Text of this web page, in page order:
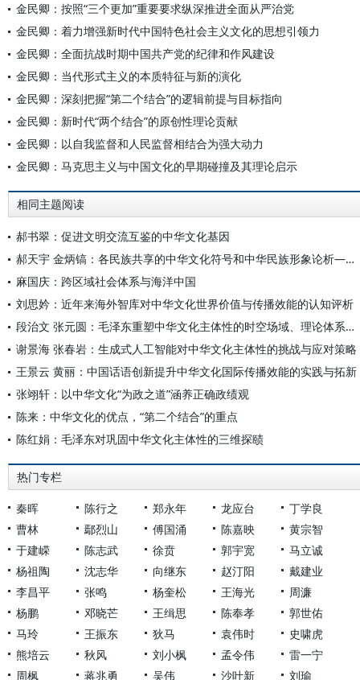
金民卿：按照“三个更加”重要要求纵深推进全面从严治党
金民卿：着力增强新时代中国特色社会主义文化的思想引领力
金民卿：全面抗战时期中国共产党的纪律和作风建设
金民卿：当代形式主义的本质特征与新的演化
金民卿：深刻把握“第二个结合”的逻辑前提与目标指向
金民卿：新时代“两个结合”的原创性理论贡献
金民卿：以自我监督和人民监督相结合为强大动力
金民卿：马克思主义与中国文化的早期碰撞及其理论启示
相同主题阅读
郝书翠：促进文明交流互鉴的中华文化基因
郝天宇 金炳镐：各民族共享的中华文化符号和中华民族形象论析——以人民币为视角
麻国庆：跨区域社会体系与海洋中国
刘思妗：近年来海外智库对中华文化世界价值与传播效能的认知评析
段治文 张元圆：毛泽东重塑中华文化主体性的时空场域、理论体系及重要启示
谢景海 张春岩：生成式人工智能对中华文化主体性的挑战与应对策略
王景云 黄丽：中国话语创新提升中华文化国际传播效能的实践与拓新
张翊轩：以中华文化“为政之道”涵养正确政绩观
陈来：中华文化的优点，“第二个结合”的重点
陈红娟：毛泽东对巩固中华文化主体性的三维探赜
热门专栏
秦晖 陈行之 郑永年 龙应台
丁学良
曹林
鄢烈山 傅国涌 陈嘉映
黄宗智
于建嵘
陈志武 徐贲 郭宇宽
马立诚
杨祖陶
沈志华 向继东 赵汀阳
戴建业
李昌平
张鸣 杨奎松 王海光
周濂
杨鹏
邓晓芒 王缉思 陈奉孝
郭世佑
马玲
王振东 狄马 袁伟时
史啸虎
熊培云
秋风 刘小枫 孟令伟
雷一宁
周枫
蒋兆勇 吴伟 沙叶新 刘瑜